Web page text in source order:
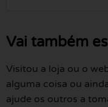
Vai também
Visitou a loja ou o
alguma coisa ou
ajude os outros a